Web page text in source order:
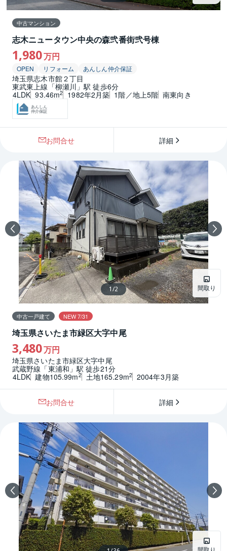
中古マンション
志木ニュータウン中央の森弐番街弐号棟
1,980万円
OPEN リフォーム あんしん仲介保証
埼玉県志木市館２丁目
東武東上線「柳瀬川」駅 徒歩6分
4LDK 93.46m2 1982年2月築 1階／地上5階 南東向き
あんしん
仲介保証
お問合せ 詳細
間取り
1 /2
中古一戸建て NEW 7/31
埼玉県さいたま市緑区大字中尾
3,480万円
埼玉県さいたま市緑区大字中尾
武蔵野線「東浦和」駅 徒歩21分
4LDK 建物105.99m2 土地165.29m2 2004年3月築
お問合せ 詳細